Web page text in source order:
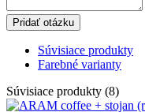
Pridať otázku
Súvisiace produkty
Farebné varianty
Súvisiace produkty (8)